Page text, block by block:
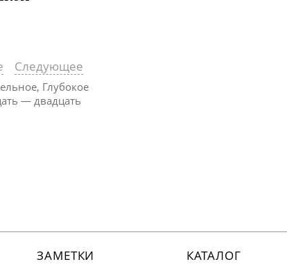
Следующее
Глубокое
— двадцать
ЗАМЕТКИ КАТАЛОГ